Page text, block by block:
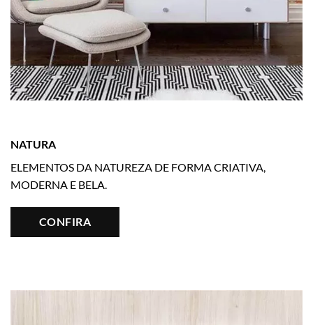
NATURA
ELEMENTOS DA NATUREZA DE FORMA CRIATIVA,
MODERNA E BELA.
CONFIRA